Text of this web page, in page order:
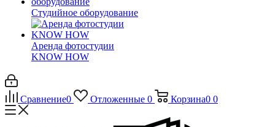
Студийное оборудование
Аренда фотостудии
KNOW HOW
Сравнение0 Отложенные 0 Корзина0 0